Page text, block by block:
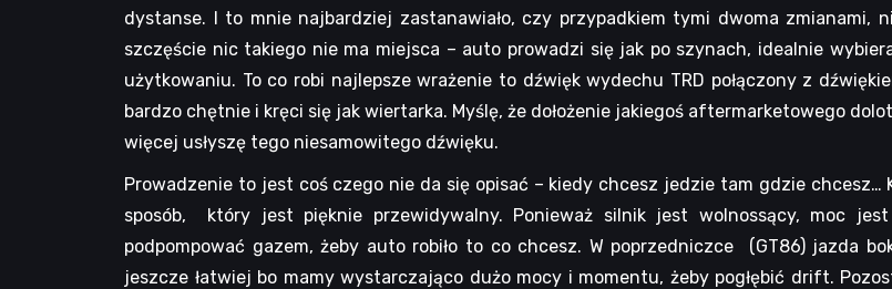
dystanse. I to mnie najbardziej zastanawiało, czy przypadkiem tymi dwoma zmianami,
szczęście nic takiego nie ma miejsca – auto prowadzi się jak po szynach, idealnie
użytkowaniu. To co robi najlepsze wrażenie to dźwięk wydechu TRD połączony z
bardzo chętnie i kręci się jak wiertarka. Myślę, że dołożenie jakiegoś aftermarketowego
więcej usłyszę tego niesamowitego dźwięku.
Prowadzenie to jest coś czego nie da się opisać – kiedy chcesz jedzie tam gdzie chcesz…
sposób, który jest pięknie przewidywalny. Ponieważ silnik jest wolnossący, moc
podpompować gazem, żeby auto robiło to co chcesz. W poprzedniczce (GT86) jazda
jeszcze łatwiej bo mamy wystarczająco dużo mocy i momentu, żeby pogłębić drift.